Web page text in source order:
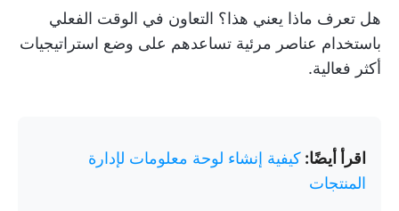
هل تعرف ماذا يعني هذا؟ التعاون في الوقت الفعلي
باستخدام عناصر مرئية تساعدهم على وضع استراتيجيات
أكثر فعالية.
اقرأ أيضًا: كيفية إنشاء لوحة معلومات لإدارة
المنتجات